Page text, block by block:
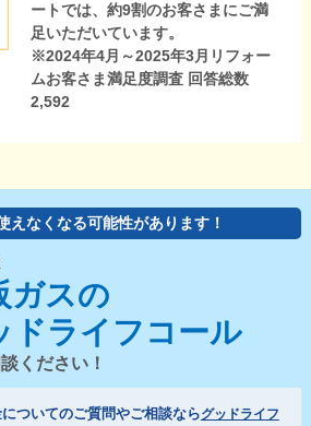
ートでは、約9割のお客さまにご満
足いただいています。
※2024年4月～2025年3月リフォー
ムお客さま満足度調査 回答総数
2,592
えなくなる可能性があります！
ガスの
ドライフコール
ください！
ついてのご質問やご相談ならグッドライフ